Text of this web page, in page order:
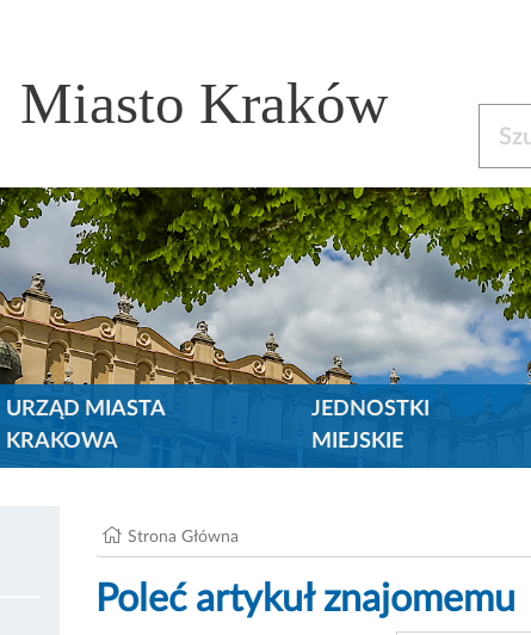
Miasto Kraków
URZĄD MIASTA
KRAKOWA
JEDNOSTKI
MIEJSKIE
Strona Główna
Poleć artykuł znajomemu